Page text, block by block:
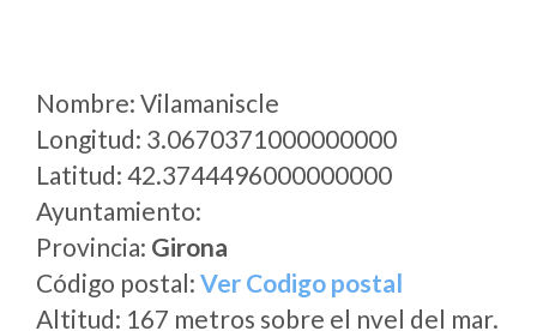
Nombre: Vilamaniscle
Longitud: 3.0670371000000000
Latitud: 42.3744496000000000
Ayuntamiento:
Provincia: Girona
Código postal: Ver Codigo postal
Altitud: 167 metros sobre el nvel del mar.